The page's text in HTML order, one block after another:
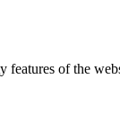
features of the